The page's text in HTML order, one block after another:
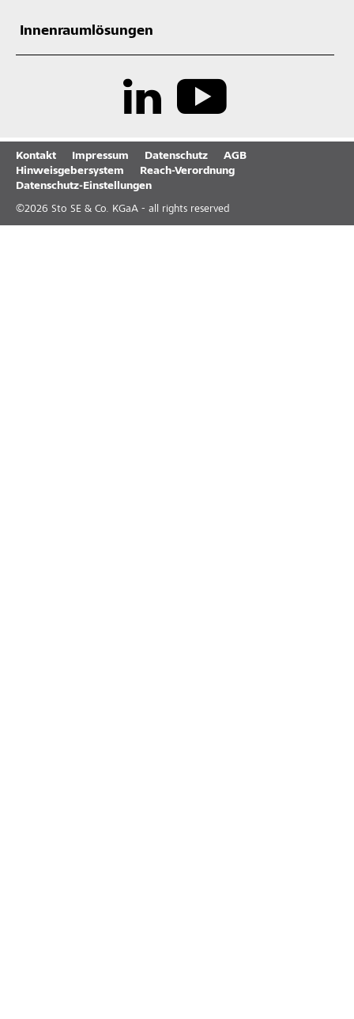
Innenraumlösungen
Kontakt Impressum Datenschutz
AGB
Hinweisgebersystem
Reach-Verordnung
Datenschutz-Einstellungen
©2026 Sto SE & Co. KGaA - all rights reserved